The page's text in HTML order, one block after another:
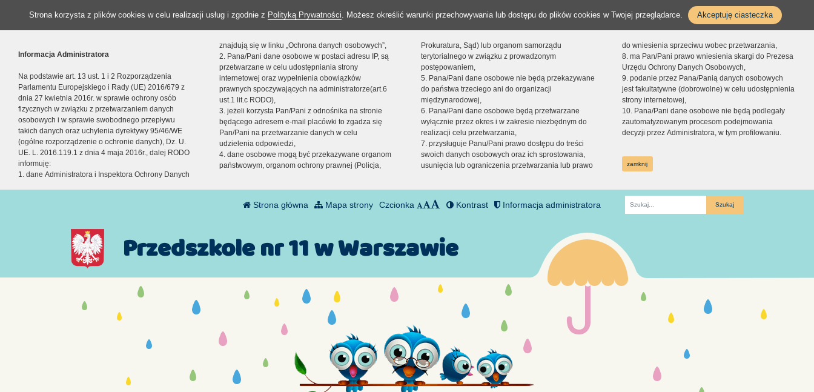
Strona korzysta z plików cookies w celu realizacji usług i zgodnie z Polityką Prywatności. Możesz określić warunki przechowywania lub dostępu do plików cookies w Twojej przeglądarce. Akceptuję ciasteczka
Informacja Administratora
Na podstawie art. 13 ust. 1 i 2 Rozporządzenia
Parlamentu Europejskiego i Rady (UE) 2016/679 z
dnia 27 kwietnia 2016r. w sprawie ochrony osób
fizycznych w związku z przetwarzaniem danych
osobowych i w sprawie swobodnego przepływu
takich danych oraz uchylenia dyrektywy 95/46/WE
(ogólne rozporządzenie o ochronie danych), Dz. U.
UE. L. 2016.119.1 z dnia 4 maja 2016r., dalej RODO
informuję:
1. dane Administratora i Inspektora Ochrony Danych
znajdują się w linku „Ochrona danych osobowych”,
2. Pana/Pani dane osobowe w postaci adresu IP, są
przetwarzane w celu udostępniania strony
internetowej oraz wypełnienia obowiązków
prawnych spoczywających na administratorze(art.6
ust.1 lit.c RODO),
3. jeżeli korzysta Pan/Pani z odnośnika na stronie
będącego adresem e-mail placówki to zgadza się
Pan/Pani na przetwarzanie danych w celu
udzielenia odpowiedzi,
4. dane osobowe mogą być przekazywane organom
państwowym, organom ochrony prawnej (Policja,
Prokuratura, Sąd) lub organom samorządu
terytorialnego w związku z prowadzonym
postępowaniem,
5. Pana/Pani dane osobowe nie będą przekazywane
do państwa trzeciego ani do organizacji
międzynarodowej,
6. Pana/Pani dane osobowe będą przetwarzane
wyłącznie przez okres i w zakresie niezbędnym do
realizacji celu przetwarzania,
7. przysługuje Panu/Pani prawo dostępu do treści
swoich danych osobowych oraz ich sprostowania,
usunięcia lub ograniczenia przetwarzania lub prawo
do wniesienia sprzeciwu wobec przetwarzania,
8. ma Pan/Pani prawo wniesienia skargi do Prezesa
Urzędu Ochrony Danych Osobowych,
9. podanie przez Pana/Panią danych osobowych
jest fakultatywne (dobrowolne) w celu udostępnienia
strony internetowej,
10. Pana/Pani dane osobowe nie będą podlegały
zautomatyzowanym procesom podejmowania
decyzji przez Administratora, w tym profilowaniu.
zamknij
Strona główna Mapa strony Czcionka Kontrast Informacja administratora
Fraza
Przedszkole nr 11 w Warszawie